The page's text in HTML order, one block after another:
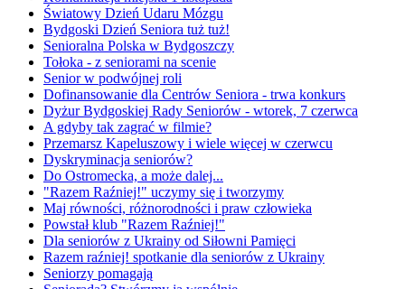
Światowy Dzień Udaru Mózgu
Bydgoski Dzień Seniora tuż tuż!
Senioralna Polska w Bydgoszczy
Tołoka - z seniorami na scenie
Senior w podwójnej roli
Dofinansowanie dla Centrów Seniora - trwa konkurs
Dyżur Bydgoskiej Rady Seniorów - wtorek, 7 czerwca
A gdyby tak zagrać w filmie?
Przemarsz Kapeluszowy i wiele więcej w czerwcu
Dyskryminacja seniorów?
Do Ostromecka, a może dalej...
"Razem Raźniej!" uczymy się i tworzymy
Maj równości, różnorodności i praw człowieka
Powstał klub "Razem Raźniej!"
Dla seniorów z Ukrainy od Siłowni Pamięci
Razem raźniej! spotkanie dla seniorów z Ukrainy
Seniorzy pomagają